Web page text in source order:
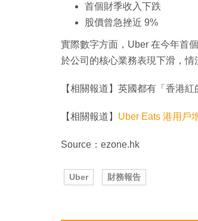
首個財季收入下跌
股價曾急挫近 9%
實際數字方面，Uber 在今年首
於公司的核心業務表現下滑，情
【相關報道】英國都有「香港
【相關報道】 Uber Eats 港用戶
Source：ezone.hk
Uber 財務報告